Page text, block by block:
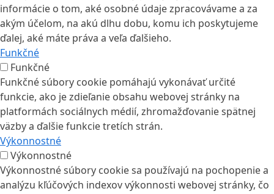
informácie o tom, aké osobné údaje zpracovávame a za
akým účelom, na akú dlhu dobu, komu ich poskytujeme
ďalej, aké máte práva a veľa ďalšieho.
Funkčné
Funkčné
Funkčné súbory cookie pomáhajú vykonávať určité
funkcie, ako je zdieľanie obsahu webovej stránky na
platformách sociálnych médií, zhromažďovanie spätnej
väzby a ďalšie funkcie tretích strán.
Výkonnostné
Výkonnostné
Výkonnostné súbory cookie sa používajú na pochopenie a
analýzu kľúčových indexov výkonnosti webovej stránky, čo